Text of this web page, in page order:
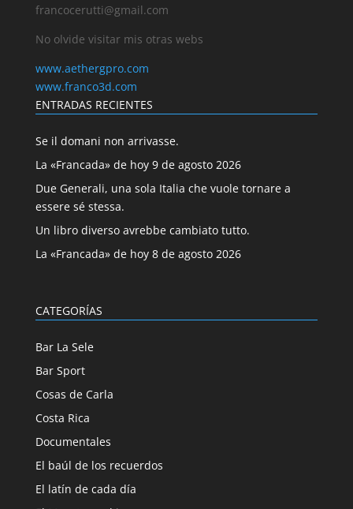
francocerutti@gmail.com
No olvide visitar mis otras webs
www.aethergpro.com
www.franco3d.com
ENTRADAS RECIENTES
Se il domani non arrivasse.
La «Francada» de hoy 9 de agosto 2026
Due Generali, una sola Italia che vuole tornare a
essere sé stessa.
Un libro diverso avrebbe cambiato tutto.
La «Francada» de hoy 8 de agosto 2026
CATEGORÍAS
Bar La Sele
Bar Sport
Cosas de Carla
Costa Rica
Documentales
El baúl de los recuerdos
El latín de cada día